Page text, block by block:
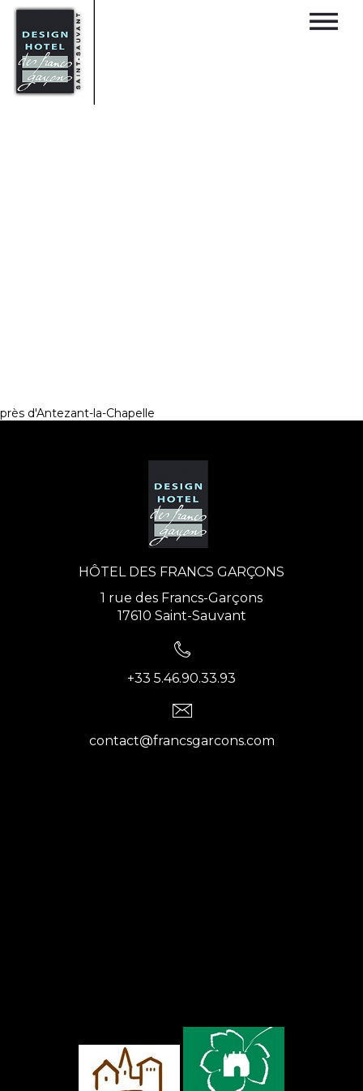
près d'Antezant-la-Chapelle
HÔTEL DES FRANCS GARÇONS
1 rue des Francs-Garçons
17610 Saint-Sauvant
+33 5.46.90.33.93
contact@francsgarcons.com